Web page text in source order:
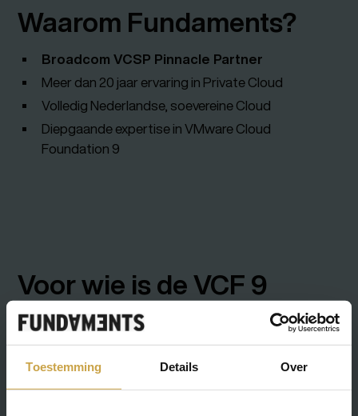
Toestemming Details Over
Waarom Fundaments?
Broadcom VCSP Pinnacle Partner
Meer dan 20 jaar ervaring in Private Cloud
Volledig Nederlandse, soevereine Cloud
Diepgaande expertise in VMware Cloud
Foundation 9
Voor wie is de VCF 9
demo bedoeld?